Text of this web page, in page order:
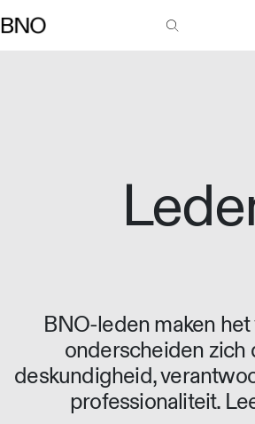
BNO-leden maken
onderscheiden zich
deskundigheid,
professionaliteit.